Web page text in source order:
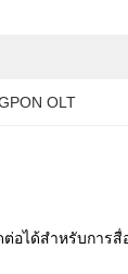
OLT
อได้สําหรับการ